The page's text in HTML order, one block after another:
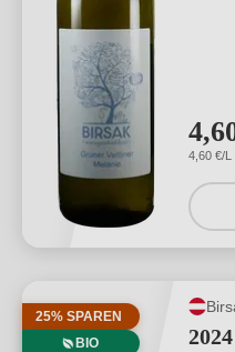
4,60 €/L
25% SPAREN
BIO